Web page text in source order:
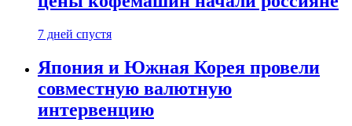
7 дней спустя
Япония и Южная Корея провели
совместную валютную
интервенцию